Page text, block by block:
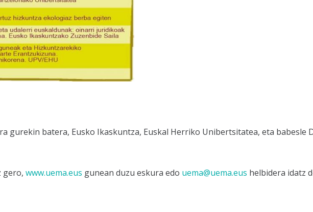
gurekin batera, Eusko Ikaskuntza, Euskal Herriko Unibertsitatea, eta babesle
gero, www.uema.eus gunean duzu eskura edo uema@uema.eus helbidera idatz